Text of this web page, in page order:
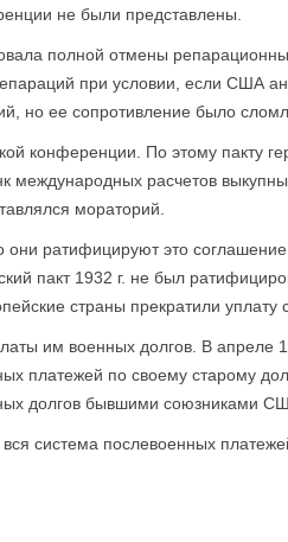
не были представлены.
полной отмены
при условии, если США
но ее сопротивление было
конференции. По этому пакту
международных расчетов
мораторий.
они ратифицируют это
пакт 1932 г. не был
страны прекратили уплату
им военных долгов. В апреле
платежей по своему старому
долгов бывшими союзниками
система послевоенных